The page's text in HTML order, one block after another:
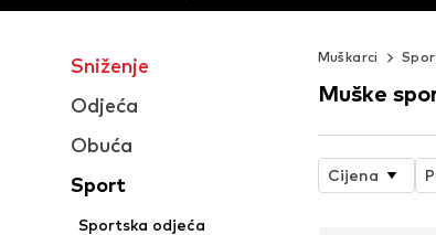
Sniženje
Odjeća
Obuća
Sport
Sportska odjeća
Muškarci
Muške
Cijena